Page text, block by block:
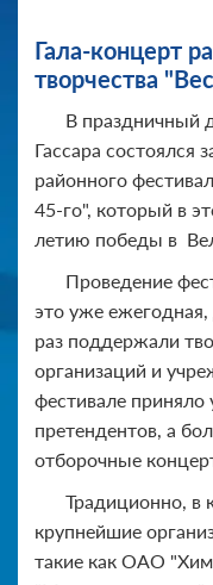
Гала-концерт
творчества
В праздничный
Гассара
районного
45-го", который в
летию победы в
Проведение
это уже
раз поддержали
организаций и
фестивале приняло
претендентов, а
отборочные
Традиционно, в
крупнейшие
такие как ОАО